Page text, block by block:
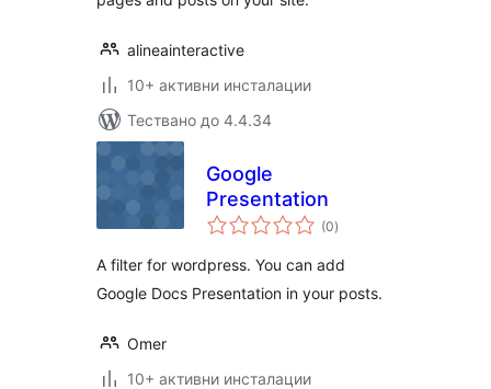
alineainteractive
10+ активни инсталации
Тествано до 4.4.34
Google
Presentation
(0общо
оценки
)
A filter for wordpress. You can add
Google Docs Presentation in your posts.
Omer
10+ активни инсталации